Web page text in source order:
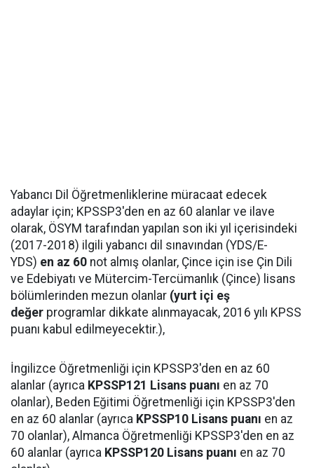
Yabancı Dil Öğretmenliklerine müracaat edecek
adaylar için; KPSSP3'den en az 60 alanlar ve ilave
olarak, ÖSYM tarafından yapılan son iki yıl içerisindeki
(2017-2018) ilgili yabancı dil sınavından (YDS/E-
YDS) en az 60 not almış olanlar, Çince için ise Çin Dili
ve Edebiyatı ve Mütercim-Tercümanlık (Çince) lisans
bölümlerinden mezun olanlar (yurt içi eş
değer programlar dikkate alınmayacak, 2016 yılı KPSS
puanı kabul edilmeyecektir.),
İngilizce Öğretmenliği için KPSSP3'den en az 60
alanlar (ayrıca KPSSP121 Lisans puanı en az 70
olanlar), Beden Eğitimi Öğretmenliği için KPSSP3'den
en az 60 alanlar (ayrıca KPSSP10 Lisans puanı en az
70 olanlar), Almanca Öğretmenliği KPSSP3'den en az
60 alanlar (ayrıca KPSSP120 Lisans puanı en az 70